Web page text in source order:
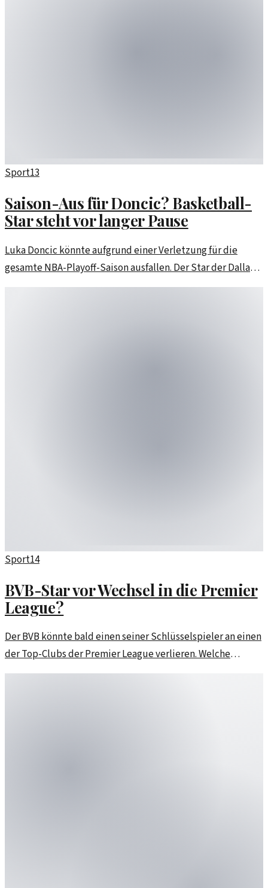
Sport13
Saison-Aus für Doncic? Basketball-
Star steht vor langer Pause
Luka Doncic könnte aufgrund einer Verletzung für die
gesamte NBA-Playoff-Saison ausfallen. Der Star der Dallas
Mavericks könnte bis zu acht Wochen pausieren müssen.
Sport14
BVB-Star vor Wechsel in die Premier
League?
Der BVB könnte bald einen seiner Schlüsselspieler an einen
der Top-Clubs der Premier League verlieren. Welche
Hintergründe und Auswirkungen gibt es?